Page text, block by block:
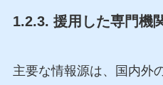
1.2.3. 援用した専門機
主要な情報源は、国内外